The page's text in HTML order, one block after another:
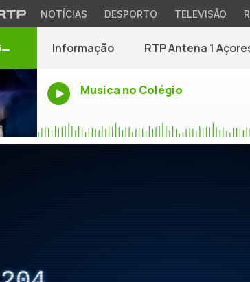
NOTÍCIAS DESPORTO TELEVISÃO
Informação RTP Antena 1
Musica no Colégio